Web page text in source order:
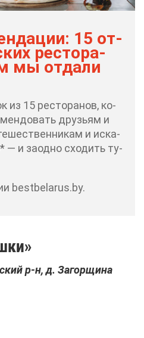
15 от­
ре­сто­ра­
мы от­да­ли
из 15 ре­сто­ра­нов, ко­
дру­зьям и
и ис­ка­
— и за­од­но схо­дить ту­
bestbelarus.by.
р-н, д. За­гор­щи­на